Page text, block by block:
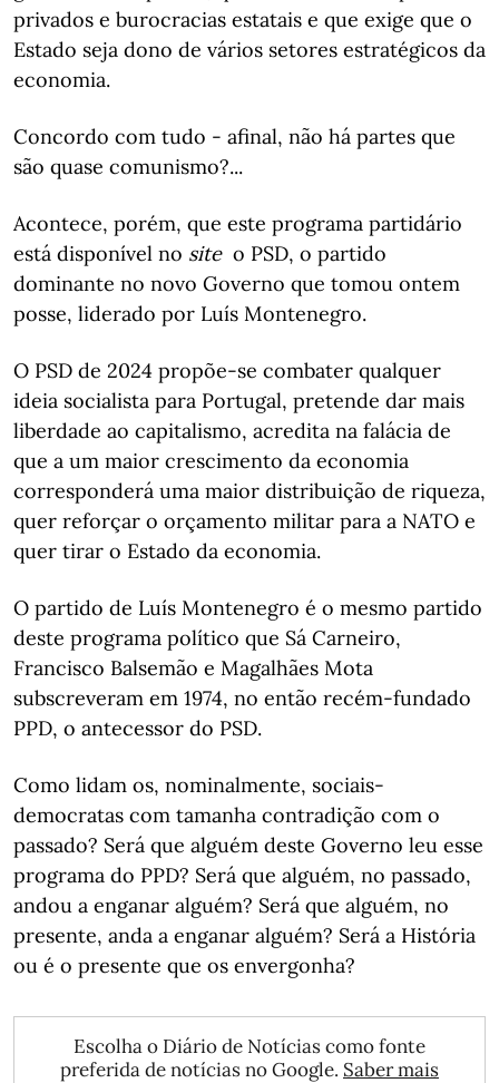
privados e burocracias estatais e que exige que o
Estado seja dono de vários setores estratégicos da
economia.
Concordo com tudo - afinal, não há partes que
são quase comunismo?...
Acontece, porém, que este programa partidário
está disponível no site o PSD, o partido
dominante no novo Governo que tomou ontem
posse, liderado por Luís Montenegro.
O PSD de 2024 propõe-se combater qualquer
ideia socialista para Portugal, pretende dar mais
liberdade ao capitalismo, acredita na falácia de
que a um maior crescimento da economia
corresponderá uma maior distribuição de riqueza,
quer reforçar o orçamento militar para a NATO e
quer tirar o Estado da economia.
O partido de Luís Montenegro é o mesmo partido
deste programa político que Sá Carneiro,
Francisco Balsemão e Magalhães Mota
subscreveram em 1974, no então recém-fundado
PPD, o antecessor do PSD.
Como lidam os, nominalmente, sociais-
democratas com tamanha contradição com o
passado? Será que alguém deste Governo leu esse
programa do PPD? Será que alguém, no passado,
andou a enganar alguém? Será que alguém, no
presente, anda a enganar alguém? Será a História
ou é o presente que os envergonha?
Escolha o Diário de Notícias como fonte
preferida de notícias no Google. Saber mais